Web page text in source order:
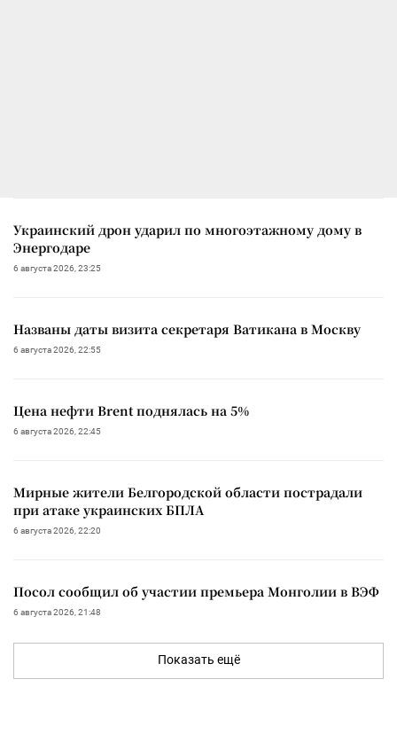
Украинский дрон ударил по многоэтажному дому в
Энергодаре
6 августа 2026, 23:25
Названы даты визита секретаря Ватикана в Москву
6 августа 2026, 22:55
Цена нефти Brent поднялась на 5%
6 августа 2026, 22:45
Мирные жители Белгородской области пострадали
при атаке украинских БПЛА
6 августа 2026, 22:20
Посол сообщил об участии премьера Монголии в ВЭФ
6 августа 2026, 21:48
Показать ещё